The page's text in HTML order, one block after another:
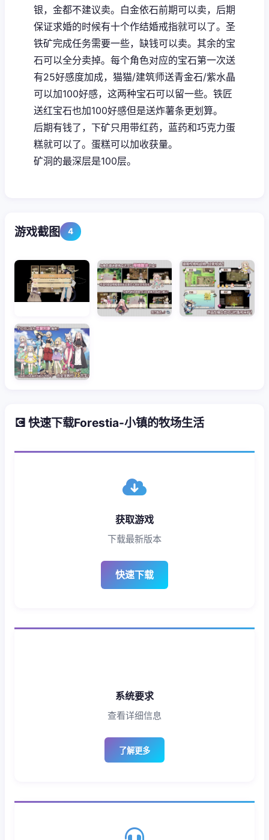
银，金都不建议卖。白金依石前期可以卖，后期
保证求婚的时候有十个作结婚戒指就可以了。圣
铁矿完成任务需要一些，缺钱可以卖。其余的宝
石可以全分卖掉。每个角色对应的宝石第一次送
有25好感度加成，猫猫/建筑师送青金石/紫水晶
可以加100好感，这两种宝石可以留一些。铁匠
送红宝石也加100好感但是送炸薯条更划算。
后期有钱了，下矿只用带红药，蓝药和巧克力蛋
糕就可以了。蛋糕可以加收获量。
矿洞的最深层是100层。
游戏截图 4
💽 快速下载Forestia-小镇的牧场生活
获取游戏
下载最新版本
快速下载
系统要求
查看详细信息
了解更多